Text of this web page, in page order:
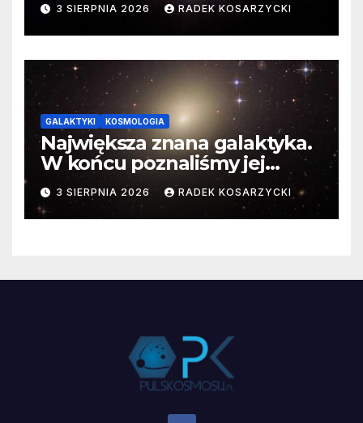
3 SIERPNIA 2026 RADEK KOSARZYCKI
GALAKTYKI KOSMOLOGIA
Największa znana galaktyka.
W końcu poznaliśmy jej
faktyczne wymiary
3 SIERPNIA 2026 RADEK KOSARZYCKI